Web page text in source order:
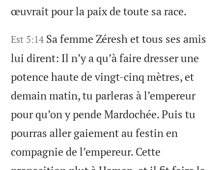
œuvrait pour la paix de toute sa race.
Est 5:14 Sa femme Zéresh et tous ses amis
lui dirent: Il n’y a qu’à faire dresser une
potence haute de vingt-cinq mètres, et
demain matin, tu parleras à l’empereur
pour qu’on y pende Mardochée. Puis tu
pourras aller gaiement au festin en
compagnie de l’empereur. Cette